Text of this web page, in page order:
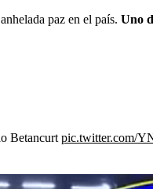
paz en el país. Uno
Betancurt pic.twitter.com/